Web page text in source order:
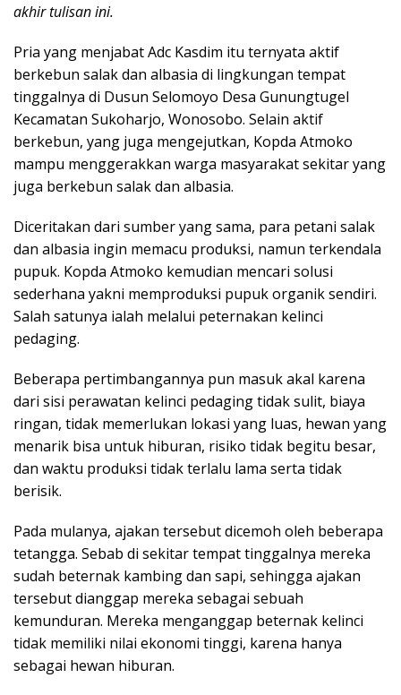
akhir tulisan ini.
Pria yang menjabat Adc Kasdim itu ternyata aktif
berkebun salak dan albasia di lingkungan tempat
tinggalnya di Dusun Selomoyo Desa Gunungtugel
Kecamatan Sukoharjo, Wonosobo. Selain aktif
berkebun, yang juga mengejutkan, Kopda Atmoko
mampu menggerakkan warga masyarakat sekitar yang
juga berkebun salak dan albasia.
Diceritakan dari sumber yang sama, para petani salak
dan albasia ingin memacu produksi, namun terkendala
pupuk. Kopda Atmoko kemudian mencari solusi
sederhana yakni memproduksi pupuk organik sendiri.
Salah satunya ialah melalui peternakan kelinci
pedaging.
Beberapa pertimbangannya pun masuk akal karena
dari sisi perawatan kelinci pedaging tidak sulit, biaya
ringan, tidak memerlukan lokasi yang luas, hewan yang
menarik bisa untuk hiburan, risiko tidak begitu besar,
dan waktu produksi tidak terlalu lama serta tidak
berisik.
Pada mulanya, ajakan tersebut dicemoh oleh beberapa
tetangga. Sebab di sekitar tempat tinggalnya mereka
sudah beternak kambing dan sapi, sehingga ajakan
tersebut dianggap mereka sebagai sebuah
kemunduran. Mereka menganggap beternak kelinci
tidak memiliki nilai ekonomi tinggi, karena hanya
sebagai hewan hiburan.